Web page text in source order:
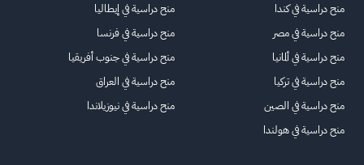
منح دراسية في كندا
منح دراسية في مصر
منح دراسية في ألمانيا
منح دراسية في تركيا
منح دراسية في الصين
منح دراسية في هولندا
منح دراسية في إيطاليا
منح دراسية في فرنسا
منح دراسية في جنوب أفريقيا
منح دراسية في العراق
منح دراسية في نيوزيلاندا